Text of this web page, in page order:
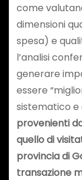
come
dimensioni
spesa) e
l’analisi
generare
essere
sistematico e
provenienti
quello di
provincia di
transazione